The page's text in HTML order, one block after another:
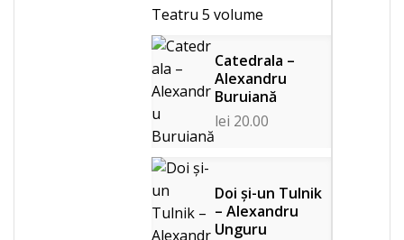
Teatru 5 volume
Catedrala –
Alexandru
Buruiană
lei 20.00
Doi și-un Tulnik
– Alexandru
Unguru